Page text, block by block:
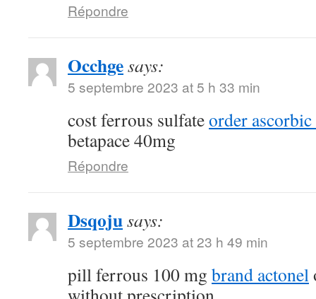
Répondre
Occhgesays:
5 septembre 2023 at 5 h 33 min
cost ferrous sulfateorder
betapace 40mg
Répondre
Dsqojusays:
5 septembre 2023 at 23 h 49 min
pill ferrous 100 mg brand actonel